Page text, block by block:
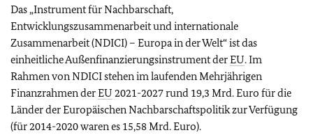
Das „Instrument für Nachbarschaft,
Entwicklungszusammenarbeit und internationale
Zusammenarbeit (NDICI) – Europa in der Welt“ ist das
einheitliche Außenfinanzierungsinstrument derEU. Im
Rahmen von NDICI stehen im laufenden Mehrjährigen
Finanzrahmen derEU 2021-2027 rund 19,3 Mrd. Euro für die
Länder der Europäischen Nachbarschaftspolitik zur Verfügung
(für 2014-2020 waren es 15,58 Mrd. Euro).